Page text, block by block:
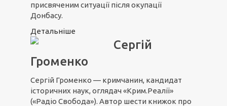
присвяченим ситуації після окупації
Донбасу.
Детальніше
Сергій
Громенко
Сергій Громенко — кримчанин, кандидат
історичних наук, оглядач «Крим.Реалії»
(«Радіо Свобода»). Автор шести книжок про